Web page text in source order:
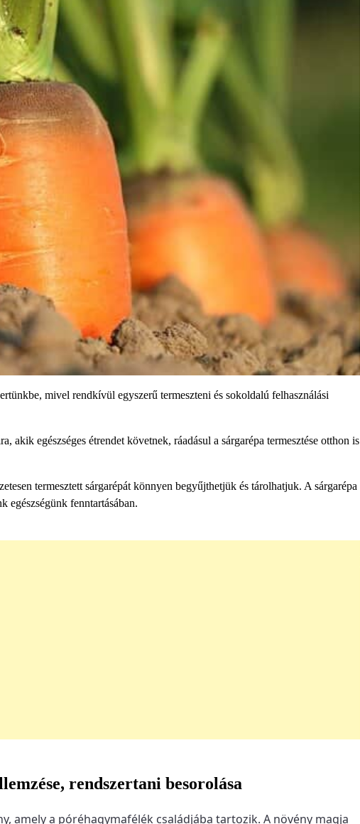
mivel rendkívül egyszerű termeszteni és sokoldalú felhasználási
akik egészséges étrendet követnek, ráadásul a sárgarépa termesztése otthon is
termesztett sárgarépát könnyen begyűjthetjük és tárolhatjuk. A sárgarépa
egészségünk fenntartásában.
rendszertani besorolása
amely a póréhagymafélék családjába tartozik. A növény magja